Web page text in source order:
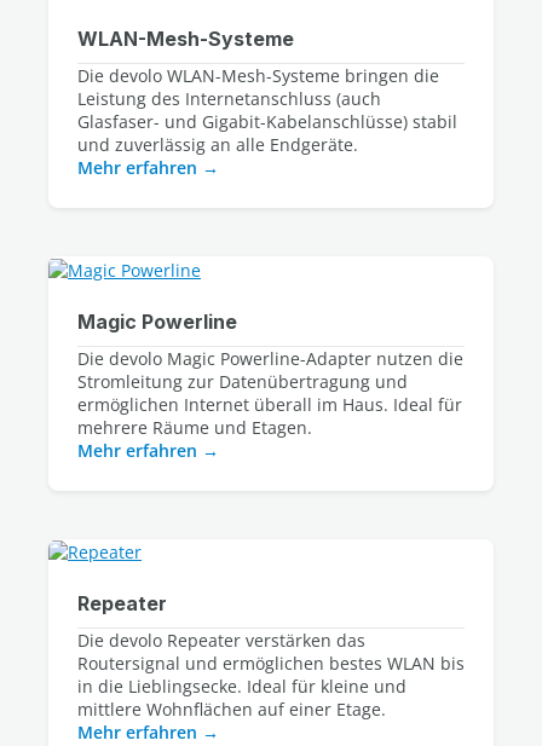
WLAN-Mesh-Systeme
Die devolo WLAN-Mesh-Systeme bringen die
Leistung des Internetanschluss (auch
Glasfaser- und Gigabit-Kabelanschlüsse) stabil
Mehr erfahren
Magic Powerline
Die devolo Magic Powerline-Adapter nutzen die
Stromleitung zur Datenübertragung und
ermöglichen Internet überall im Haus. Ideal für
Mehr erfahren
Repeater
Die devolo Repeater verstärken das
Routersignal und ermöglichen bestes WLAN bis
in die Lieblingsecke. Ideal für kleine und
mittlere Wohnflächen auf einer Etage.
Mehr erfahren